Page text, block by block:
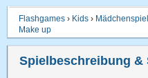
Flashgames › Kids ›
Make up
Spielbeschreibung &